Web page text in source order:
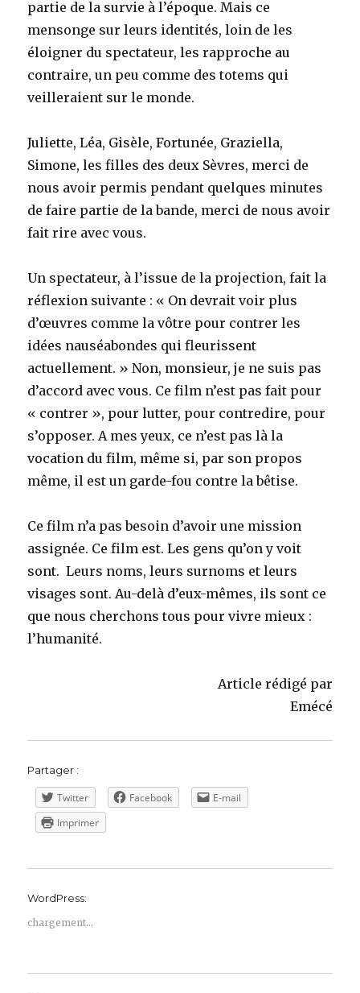
partie de la survie à l’époque. Mais ce
mensonge sur leurs identités, loin de les
éloigner du spectateur, les rapproche au
contraire, un peu comme des totems qui
veilleraient sur le monde.
Juliette, Léa, Gisèle, Fortunée, Graziella,
Simone, les filles des deux Sèvres, merci de
nous avoir permis pendant quelques minutes
de faire partie de la bande, merci de nous avoir
fait rire avec vous.
Un spectateur, à l’issue de la projection, fait la
réflexion suivante : « On devrait voir plus
d’œuvres comme la vôtre pour contrer les
idées nauséabondes qui fleurissent
actuellement. » Non, monsieur, je ne suis pas
d’accord avec vous. Ce film n’est pas fait pour
« contrer », pour lutter, pour contredire, pour
s’opposer. A mes yeux, ce n’est pas là la
vocation du film, même si, par son propos
même, il est un garde-fou contre la bêtise.
Ce film n’a pas besoin d’avoir une mission
assignée. Ce film est. Les gens qu’on y voit
sont. Leurs noms, leurs surnoms et leurs
visages sont. Au-delà d’eux-mêmes, ils sont ce
que nous cherchons tous pour vivre mieux :
l’humanité.
Article rédigé par
Emécé
Partager :
Twitter Facebook
E-mail
Imprimer
WordPress:
chargement…